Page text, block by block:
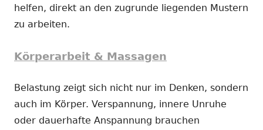
helfen, direkt an den zugrunde liegenden Mustern
zu arbeiten.
Körperarbeit & Massagen
Belastung zeigt sich nicht nur im Denken, sondern
auch im Körper. Verspannung, innere Unruhe
oder dauerhafte Anspannung brauchen